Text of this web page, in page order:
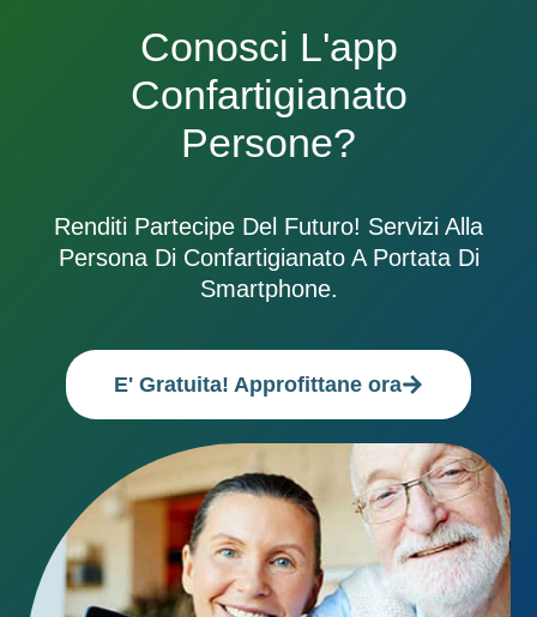
Conosci L'app
Confartigianato
Persone?
Renditi Partecipe Del Futuro! Servizi Alla
Persona Di Confartigianato A Portata Di
Smartphone.
E' Gratuita! Approfittane ora